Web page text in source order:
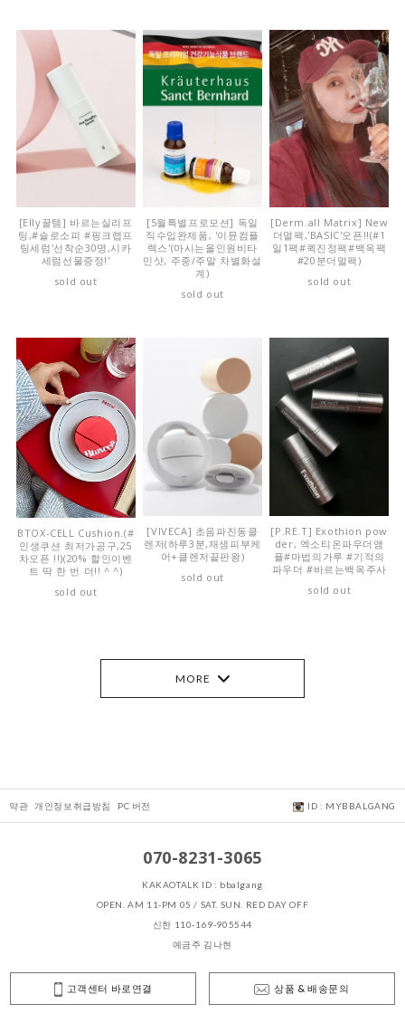
[Elly꿀템] 바르는실리프
팅,#슬로소피 #핑크랩프
팅세럼'선착순30명,시카
세럼선물증정!'
sold out
[5월특별프로모션] 독일
직수입완제품, '이뮨컴플
렉스'(마시는올인원비타
민샷, 주중/주말 차별화설
계)
sold out
[Derm.all Matrix] New
더멀팩,'BASIC'오픈!!(#1
일1팩#퀵진정팩#백옥팩
#20분더멀팩)
sold out
BTOX-CELL Cushion.(#
인생쿠션 최저가공구,25
차오픈 !!)(20% 할인이벤
트 딱 한 번 더!! ^ ^)
sold out
[VIVECA] 초음파진동클
렌저(하루3분,재생피부케
어+클렌저끝판왕)
sold out
[P.RE.T] Exothion pow
der, 엑소티온파우더앰
플#마법의가루 #기적의
파우더 #바르는백옥주사
sold out
MORE
약관 개인정보취급방침 PC 버전 ID : MYBBALGANG
070-8231-3065
KAKAOTALK ID : bbalgang
OPEN. AM 11-PM 05 / SAT. SUN. RED DAY OFF
신한 110-169-905544
예금주 김나현
고객센터 바로연결 상품 & 배송문의